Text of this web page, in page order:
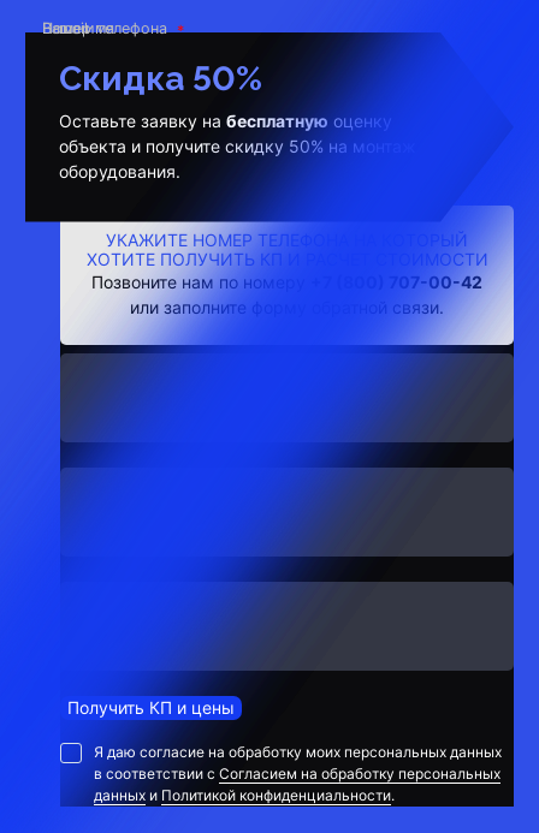
Скидка 50%
Оставьте заявку на бесплатную оценку
объекта и получите скидку 50% на монтаж
оборудования.
УКАЖИТЕ НОМЕР ТЕЛЕФОНА НА КОТОРЫЙ
ХОТИТЕ ПОЛУЧИТЬ КП И РАСЧЕТ СТОИМОСТИ
Позвоните нам по номеру
+7 (800) 707-00-42
или заполните форму обратной связи.
Ваше имя
Номер телефона
E-mail
Получить КП и цены
Я даю согласие на обработку моих персональных данных
в соответствии сСогласием на обработку персональных
данных и Политикой конфиденциальности.